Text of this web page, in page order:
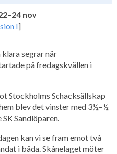
nov
I]
segrar när
på fredagskvällen i
Stockholms Schacksällskap
blev det vinster med 3½–½
Sandlöparen.
kan vi se fram emot två
i båda. Skånelaget möter